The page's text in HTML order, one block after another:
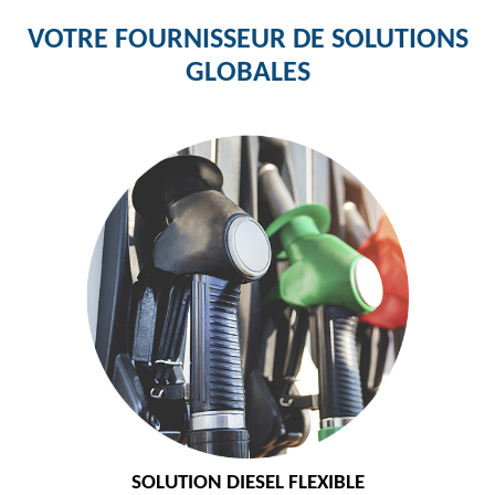
VOTRE FOURNISSEUR DE SOLUTIONS
GLOBALES
SOLUTION DIESEL FLEXIBLE